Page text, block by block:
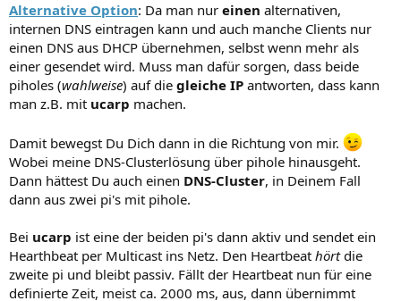
Alternative Option: Da man nur einen alternativen,
internen DNS eintragen kann und auch manche Clients nur
einen DNS aus DHCP übernehmen, selbst wenn mehr als
einer gesendet wird. Muss man dafür sorgen, dass beide
piholes (wahlweise) auf die gleiche IP antworten, dass kann
man z.B. mit ucarp machen.
Damit bewegst Du Dich dann in die Richtung von mir.
Wobei meine DNS-Clusterlösung über pihole hinausgeht.
Dann hättest Du auch einen DNS-Cluster, in Deinem Fall
dann aus zwei pi's mit pihole.
Bei ucarp ist eine der beiden pi's dann aktiv und sendet ein
Hearthbeat per Multicast ins Netz. Den Heartbeat hörtdie
zweite pi und bleibt passiv. Fällt der Heartbeat nun für eine
definierte Zeit, meist ca. 2000 ms, aus, dann übernimmt